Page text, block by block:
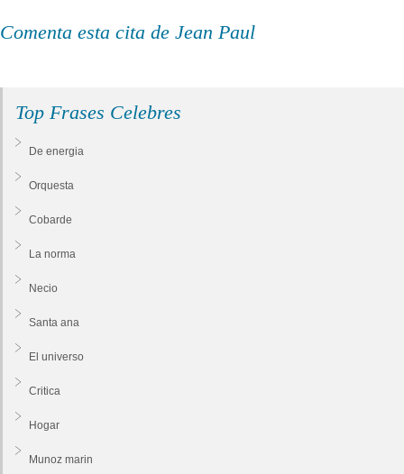
Comenta esta cita de Jean Paul
Top Frases Celebres
De energia
Orquesta
Cobarde
La norma
Necio
Santa ana
El universo
Critica
Hogar
Munoz marin